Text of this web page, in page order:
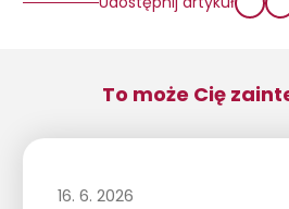
To może Cię
16. 6. 2026